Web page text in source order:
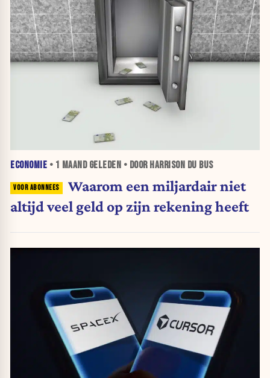
ECONOMIE • 1 MAANDGELEDEN • DOOR HARRISON DU BUS
Waarom een miljardair niet
altijd veel geld op zijn rekening heeft